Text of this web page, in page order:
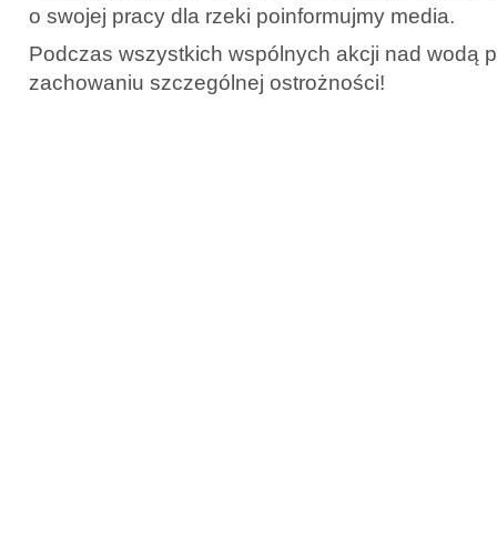
o swojej pracy dla rzeki poinformujmy media.
Podczas wszystkich wspólnych akcji nad wodą
zachowaniu szczególnej ostrożności!